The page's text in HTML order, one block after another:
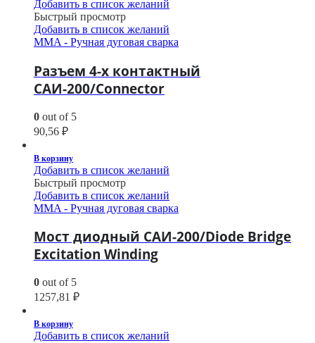
Добавить в список желаний
Быстрый просмотр
Добавить в список желаний
MMA - Ручная дуговая сварка
Разъем 4-х контактный
САИ-200/Connector
0 out of 5
90,56 ₽
В корзину
Добавить в список желаний
Быстрый просмотр
Добавить в список желаний
MMA - Ручная дуговая сварка
Мост диодный САИ-200/Diode Bridge
Excitation Winding
0 out of 5
1257,81 ₽
В корзину
Добавить в список желаний